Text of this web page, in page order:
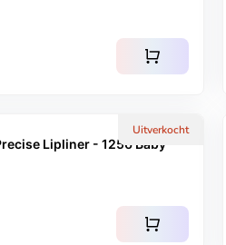
shopping_cart
Uitverkocht
Lipliner - 1256 Baby
shopping_cart